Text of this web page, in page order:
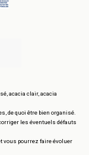
acacia clair, acacia
de quoi être bien organisé.
les éventuels défauts
vous pourrez faire évoluer